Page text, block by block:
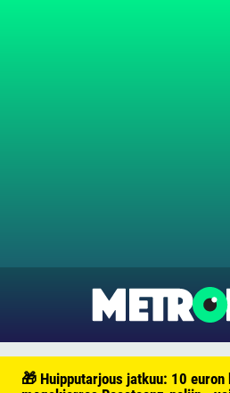
🎁 Huipputarjous jatkuu: 10